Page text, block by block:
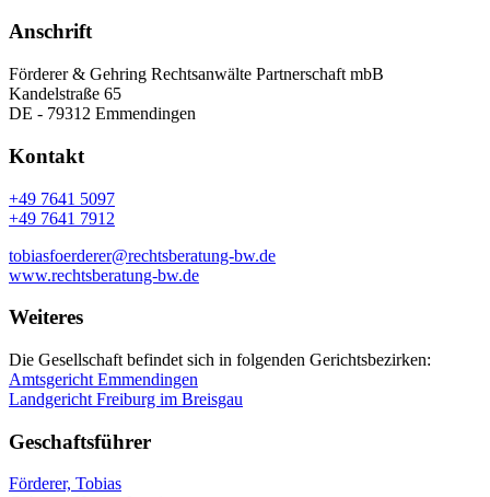
Anschrift
Förderer & Gehring Rechtsanwälte Partnerschaft mbB
Kandelstraße 65
DE - 79312 Emmendingen
Kontakt
+49 7641 5097
+49 7641 7912
tobiasfoerderer@rechtsberatung-bw.de
www.rechtsberatung-bw.de
Weiteres
Die Gesellschaft befindet sich in folgenden Gerichtsbezirken:
Amtsgericht Emmendingen
Landgericht Freiburg im Breisgau
Geschaftsführer
Förderer, Tobias